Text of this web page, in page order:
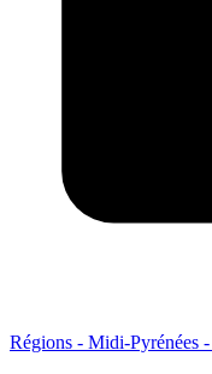
Régions - Midi-Pyrénées